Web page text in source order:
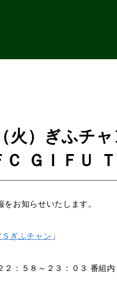
火）ぎふチ
Ｃ ＧＩＦＵ
をお知らせいたします。
Ｓぎふチャン 」
２：５８～２３：０３ 番組内